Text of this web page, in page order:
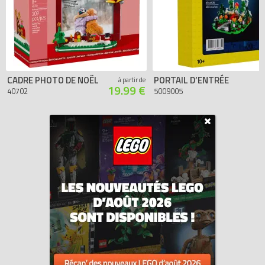
CADRE PHOTO DE NOËL
40702
à partir de
19.99 €
PORTAIL D’ENTRÉE
5009005